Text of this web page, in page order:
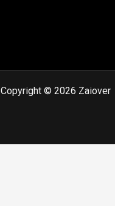
Copyright © 2026 Zaiover